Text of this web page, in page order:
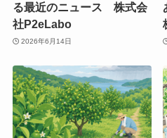
る最近のニュース 株式会
社P2eLabo
2026年6月14日